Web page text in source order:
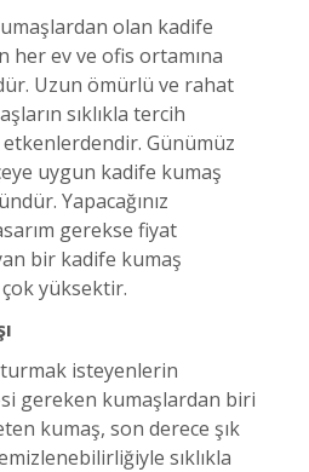
olan kadife
her ev ve ofis ortamına
Uzun ömürlü ve rahat
sıklıkla tercih
Günümüz
uygun kadife kumaş
Yapacağınız
gerekse fiyat
bir kadife kumaş
çok yüksektir.
isteyenlerin
gereken kumaşlardan biri
kumaş, son derece şık
sıklıkla